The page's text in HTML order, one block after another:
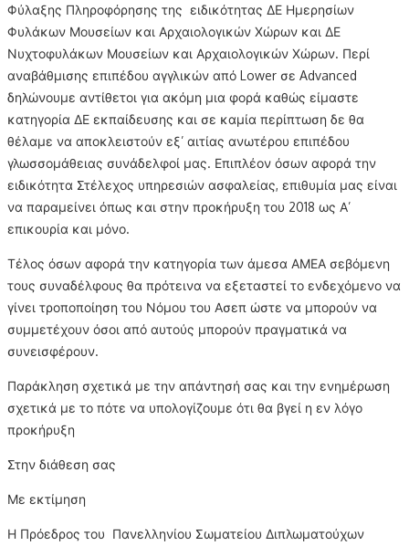
Φύλαξης Πληροφόρησης της ειδικότητας ΔΕ Ημερησίων
Φυλάκων Μουσείων και Αρχαιολογικών Χώρων και ΔΕ
Νυχτοφυλάκων Μουσείων και Αρχαιολογικών Χώρων. Περί
αναβάθμισης επιπέδου αγγλικών από Lower σε Advanced
δηλώνουμε αντίθετοι για ακόμη μια φορά καθώς είμαστε
κατηγορία ΔΕ εκπαίδευσης και σε καμία περίπτωση δε θα
θέλαμε να αποκλειστούν εξ’ αιτίας ανωτέρου επιπέδου
γλωσσομάθειας συνάδελφοί μας. Επιπλέον όσων αφορά την
ειδικότητα Στέλεχος υπηρεσιών ασφαλείας, επιθυμία μας είναι
να παραμείνει όπως και στην προκήρυξη του 2018 ως Α’
επικουρία και μόνο.
Τέλος όσων αφορά την κατηγορία των άμεσα ΑΜΕΑ σεβόμενη
τους συναδέλφους θα πρότεινα να εξεταστεί το ενδεχόμενο να
γίνει τροποποίηση του Νόμου του Ασεπ ώστε να μπορούν να
συμμετέχουν όσοι από αυτούς μπορούν πραγματικά να
συνεισφέρουν.
Παράκληση σχετικά με την απάντησή σας και την ενημέρωση
σχετικά με το πότε να υπολογίζουμε ότι θα βγεί η εν λόγο
προκήρυξη
Στην διάθεση σας
Με εκτίμηση
Η Πρόεδρος του Πανελληνίου Σωματείου Διπλωματούχων